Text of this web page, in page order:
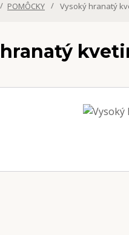
POMÔCKY Vysoký hranatý